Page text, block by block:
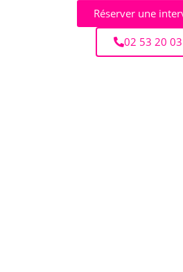
Réserver une
02 53 20